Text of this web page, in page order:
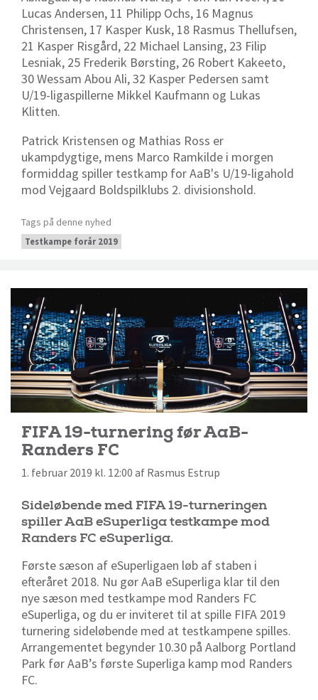
Lucas Andersen, 11 Philipp Ochs, 16 Magnus
Christensen, 17 Kasper Kusk, 18 Rasmus Thellufsen,
21 Kasper Risgård, 22 Michael Lansing, 23 Filip
Lesniak, 25 Frederik Børsting, 26 Robert Kakeeto,
30 Wessam Abou Ali, 32 Kasper Pedersen samt
U/19-ligaspillerne Mikkel Kaufmann og Lukas
Klitten.
Patrick Kristensen og Mathias Ross er
ukampdygtige, mens Marco Ramkilde i morgen
formiddag spiller testkamp for AaB's U/19-ligahold
mod Vejgaard Boldspilklubs 2. divisionshold.
Tags på denne nyhed
Testkampe forår 2019
FIFA 19-turnering før AaB-
Randers FC
1. februar 2019 kl. 12:00 af Rasmus Estrup
Sideløbende med FIFA 19-turneringen
spiller AaB eSuperliga testkampe mod
Randers FC eSuperliga.
Første sæson af eSuperligaen løb af staben i
efteråret 2018. Nu gør AaB eSuperliga klar til den
nye sæson med testkampe mod Randers FC
eSuperliga, og du er inviteret til at spille FIFA 2019
turnering sideløbende med at testkampene spilles.
Arrangementet begynder 10.30 på Aalborg Portland
Park før AaB’s første Superliga kamp mod Randers
FC.